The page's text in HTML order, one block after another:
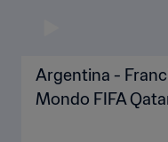
Argentina -
Mondo FIFA